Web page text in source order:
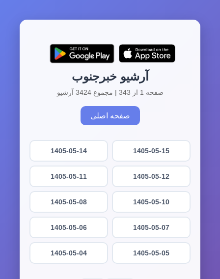
آرشیو خبرجنوب
صفحه 1 از 343 | مجموع 3424 آرشیو
صفحه اصلی
1405-05-15
1405-05-14
1405-05-12
1405-05-11
1405-05-10
1405-05-08
1405-05-07
1405-05-06
1405-05-05
1405-05-04